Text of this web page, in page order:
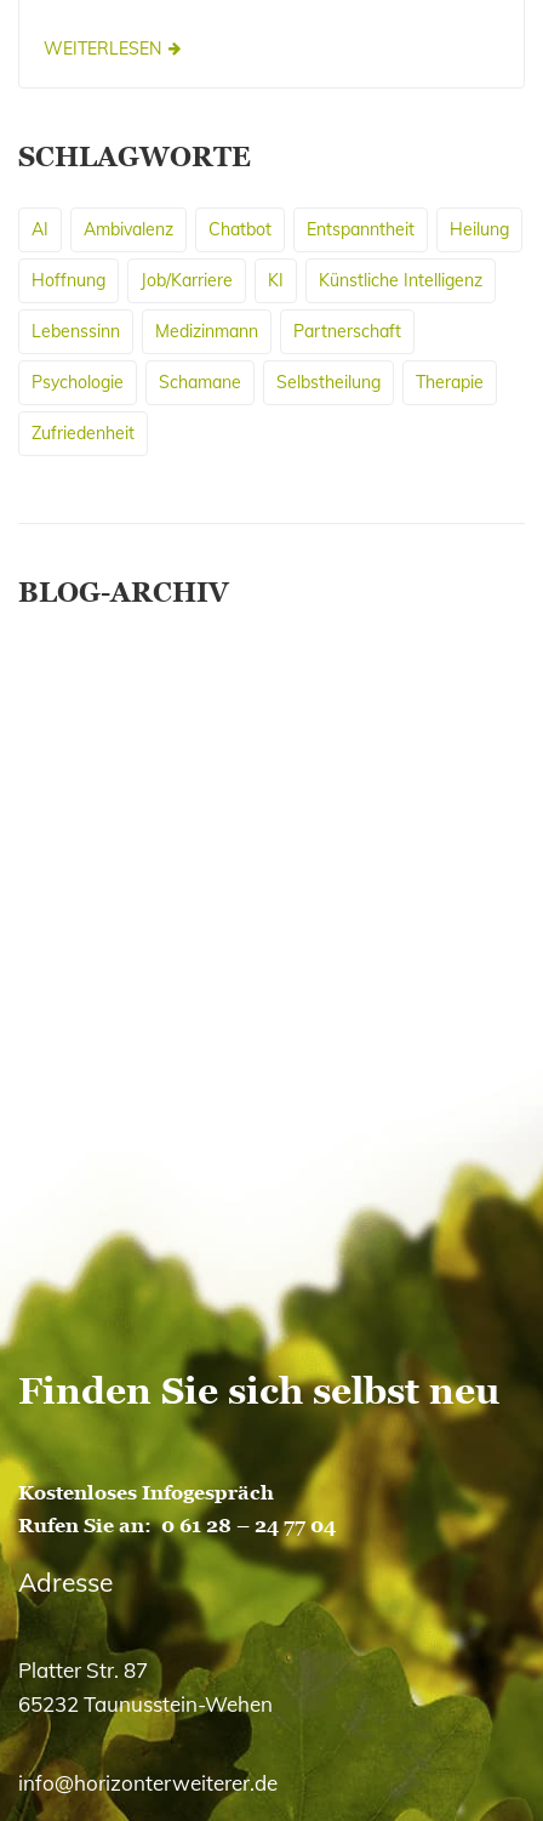
WEITERLESEN
SCHLAGWORTE
AI Ambivalenz Chatbot Entspanntheit Heilung
Hoffnung Job/Karriere KI Künstliche Intelligenz
Lebenssinn Medizinmann Partnerschaft
Psychologie Schamane Selbstheilung Therapie
Zufriedenheit
BLOG-ARCHIV
Mai 2016
Oktober 2015
Finden Sie sich selbst neu
Kostenloses Infogespräch
Rufen Sie an:0 61 28 – 24 77 04
Adresse
Platter Str. 87
65232 Taunusstein-Wehen
info@horizonterweiterer.de